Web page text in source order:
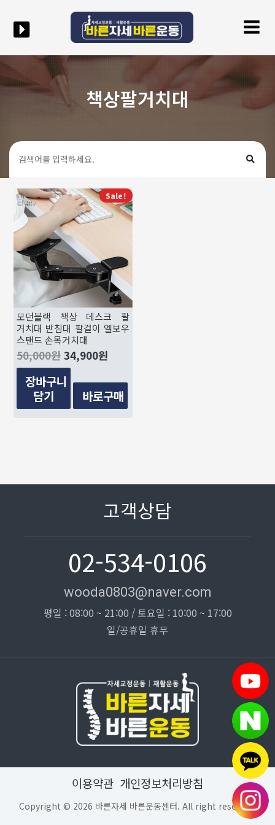
건너뛰기
책상팔거치대
Sale!
모던블랙 책상 데스크 팔
거치대 받침대 팔걸이 엘보우
스탠드 손목거치대
50,000원 34,900원
장바구니
담기
바로구매
고객상담
02-534-0106
wooda0803@naver.com
평일 : 08:00 ~ 21:00 / 토요일 : 10:00 ~ 17:00
일/공휴일 휴무
이용약관 개인정보처리방침
Copyright © 2026 바른자세 바른운동센터. All right reserved.